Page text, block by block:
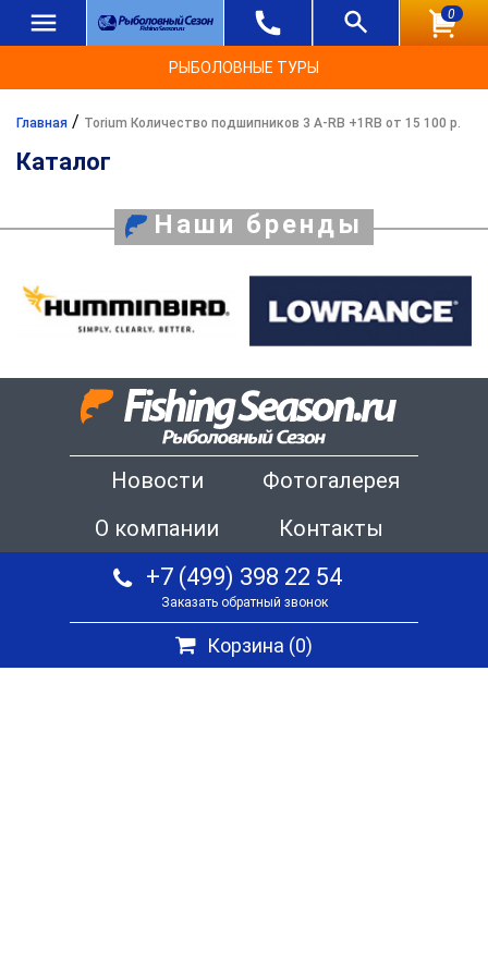
0
РЫБОЛОВНЫЕ ТУРЫ
Главная / Torium Количество подшипников 3 A-RB +1RB от 15 100 р.
Каталог
Наши бренды
Новости
Фотогалерея
О компании
Контакты
+7 (499) 398 22 54
Заказать обратный звонок
Корзина (0)